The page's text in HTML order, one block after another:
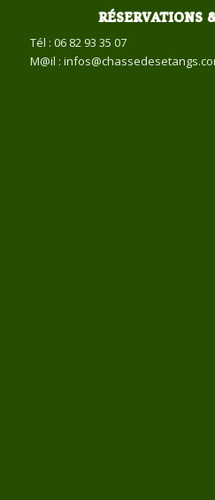
RÉSERVATIONS
Tél : 06 82 93 35 07
M@il :